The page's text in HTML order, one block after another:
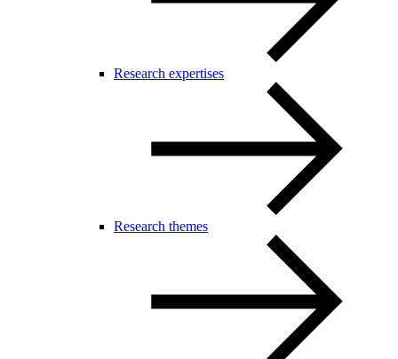
Research expertises
Research themes